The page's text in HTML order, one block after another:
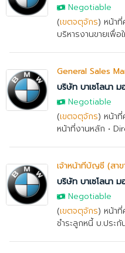
Negotiable
(เขตจตุจักร) หน้าที่
บริหารงานขายเพื่
General Sales
บริษัท บาเซโลนา
Negotiable
(เขตจตุจักร) หน้า
หน้าที่งานหลัก •
เจ้าหน้าที่บัญชี (สา
บริษัท บาเซโลนา
Negotiable
(เขตจตุจักร) หน้า
ชำระลูกหนี้ บ.ประกั